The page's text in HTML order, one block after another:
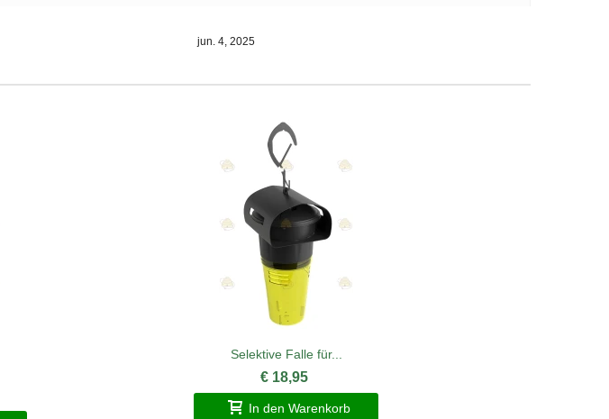
jun. 4, 2025
Selektive Falle für...
€ 18,95
In den Warenkorb